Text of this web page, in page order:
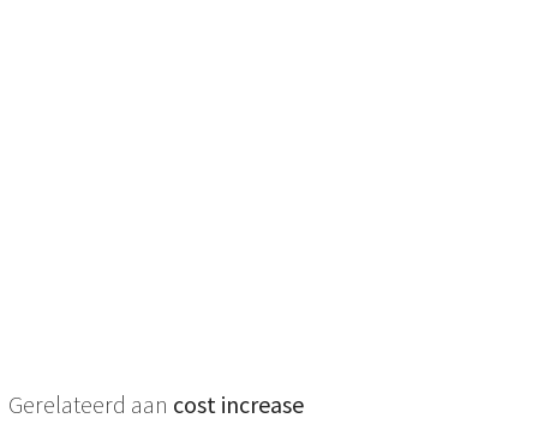
Gerelateerd aan cost increase